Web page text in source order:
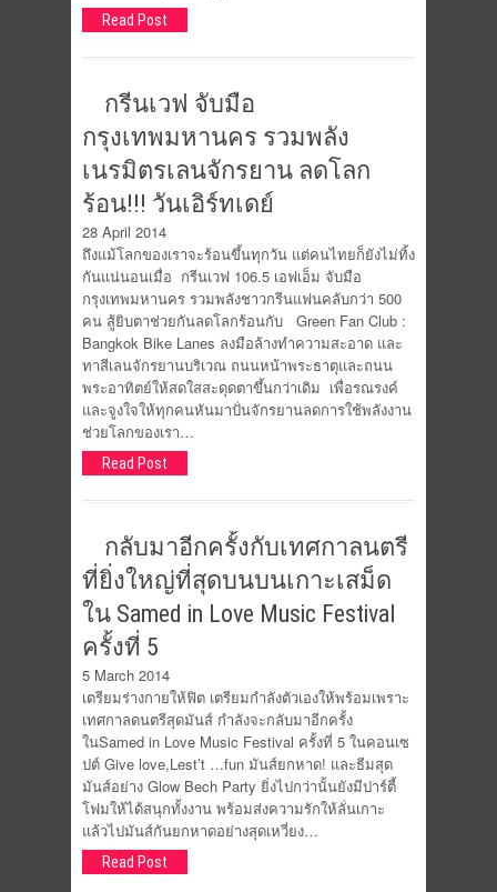
Read Post
กรีนเวฟ จับมือ
กรุงเทพมหานคร รวมพลัง
เนรมิตรเลนจักรยาน ลดโลก
ร้อน!!! วันเอิร์ทเดย์
28 April 2014
ถึงแม้โลกของเราจะร้อนขึ้นทุกวัน แต่คนไทยก็ยังไม่ทิ้ง
กันแน่นอนเมื่อ กรีนเวฟ 106.5 เอฟเอ็ม จับมือ
กรุงเทพมหานคร รวมพลังชาวกรีนแฟนคลับกว่า 500
คน สู้ยิบตาช่วยกันลดโลกร้อนกับ Green Fan Club :
Bangkok Bike Lanes ลงมือล้างทำความสะอาด และ
ทาสีเลนจักรยานบริเวณ ถนนหน้าพระธาตุและถนน
พระอาทิตย์ให้สดใสสะดุดตาขึ้นกว่าเดิม เพื่อรณรงค์
และจูงใจให้ทุกคนหันมาปั่นจักรยานลดการใช้พลังงาน
ช่วยโลกของเรา…
Read Post
กลับมาอีกครั้งกับเทศกาลนตรี
ที่ยิ่งใหญ่ที่สุดบนบนเกาะเสม็ด
ใน Samed in Love Music Festival
ครั้งที่ 5
5 March 2014
เตรียมร่างกายให้ฟิต เตรียมกำลังตัวเองให้พร้อมเพราะ
เทศกาลดนตรีสุดมันส์ กำลังจะกลับมาอีกครั้ง
ในSamed in Love Music Festival ครั้งที่ 5 ในคอนเซ
ปต์ Give love,Lest’t …fun มันส์ยกหาด! และธีมสุด
มันส์อย่าง Glow Bech Party ยิ่งไปกว่านั้นยังมีปาร์ตี้
โฟมให้ได้สนุกทั้งงาน พร้อมส่งความรักให้ลั่นเกาะ
แล้วไปมันส์กันยกหาดอย่างสุดเหวี่ยง…
Read Post